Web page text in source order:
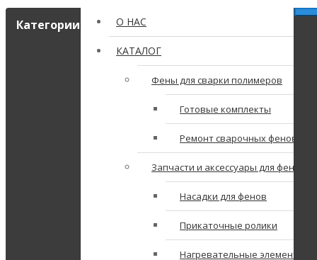
Категории О НАС
КАТАЛОГ
Фены для сварки полимеров
Готовые комплекты
Ремонт сварочных фенов
Запчасти и аксессуары для фенов
Насадки для фенов
Прикаточные ролики
Нагревательные элементы